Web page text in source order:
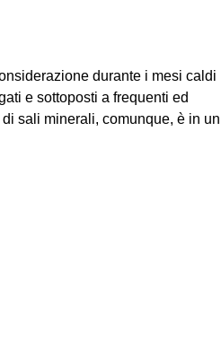
durante i mesi caldi
e sottoposti a frequenti ed
sali minerali, comunque, è in un